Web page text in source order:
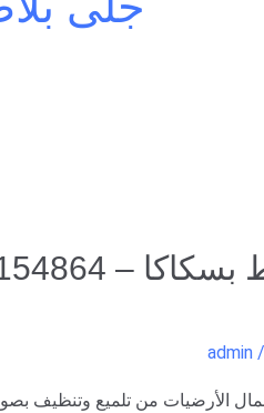
/
admin
الأرضيات من تلميع وتنظيف